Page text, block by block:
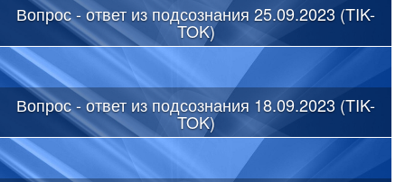
Вопрос - ответ из подсознания 25.09.2023 (TIK-
TOK)
Вопрос - ответ из подсознания 18.09.2023 (TIK-
TOK)